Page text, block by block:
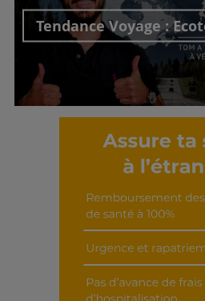
Tendance Voyage :
Découvrir cet